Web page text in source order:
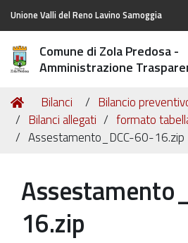
Unione Valli del Reno Lavino Samoggia
Comune di Zola Predosa -
Amministrazione
Tu
sei
qui:
Home
Bilanci
Bilancio
Bilanci allegati
formato
Assestamento_DCC-60-16.zip
16.zip